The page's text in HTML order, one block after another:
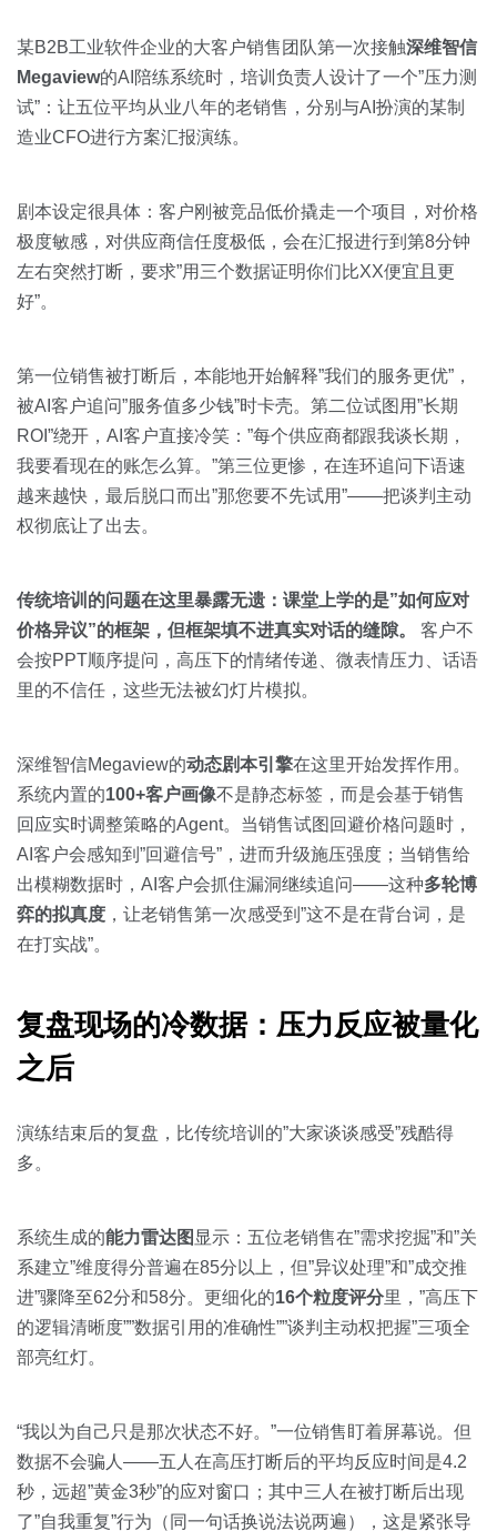
某B2B工业软件企业的大客户销售团队第一次接触深维智信
Megaview的AI陪练系统时，培训负责人设计了一个”压力测
试”：让五位平均从业八年的老销售，分别与AI扮演的某制
造业CFO进行方案汇报演练。
剧本设定很具体：客户刚被竞品低价撬走一个项目，对价格
极度敏感，对供应商信任度极低，会在汇报进行到第8分钟
左右突然打断，要求”用三个数据证明你们比XX便宜且更
好”。
第一位销售被打断后，本能地开始解释”我们的服务更优”，
被AI客户追问”服务值多少钱”时卡壳。第二位试图用”长期
ROI”绕开，AI客户直接冷笑：”每个供应商都跟我谈长期，
我要看现在的账怎么算。”第三位更惨，在连环追问下语速
越来越快，最后脱口而出”那您要不先试用”——把谈判主动
权彻底让了出去。
传统培训的问题在这里暴露无遗：课堂上学的是”如何应对
价格异议”的框架，但框架填不进真实对话的缝隙。
客户不
会按PPT顺序提问，高压下的情绪传递、微表情压力、话语
里的不信任，这些无法被幻灯片模拟。
深维智信Megaview的动态剧本引擎在这里开始发挥作用。
系统内置的100+客户画像不是静态标签，而是会基于销售
回应实时调整策略的Agent。当销售试图回避价格问题时，
AI客户会感知到”回避信号”，进而升级施压强度；当销售给
出模糊数据时，AI客户会抓住漏洞继续追问——这种多轮博
弈的拟真度 ，让老销售第一次感受到”这不是在背台词，是
在打实战”。
复盘现场的冷数据：压力反应被量化
之后
演练结束后的复盘，比传统培训的”大家谈谈感受”残酷得
多。
系统生成的能力雷达图 显示：五位老销售在”需求挖掘”和”关
系建立”维度得分普遍在85分以上，但”异议处理”和”成交推
进”骤降至62分和58分。更细化的16个粒度评分里，”高压下
的逻辑清晰度””数据引用的准确性””谈判主动权把握”三项全
部亮红灯。
“我以为自己只是那次状态不好。”一位销售盯着屏幕说。但
数据不会骗人——五人在高压打断后的平均反应时间是4.2
秒，远超”黄金3秒”的应对窗口；其中三人在被打断后出现
了”自我重复”行为（同一句话换说法说两遍），这是紧张导